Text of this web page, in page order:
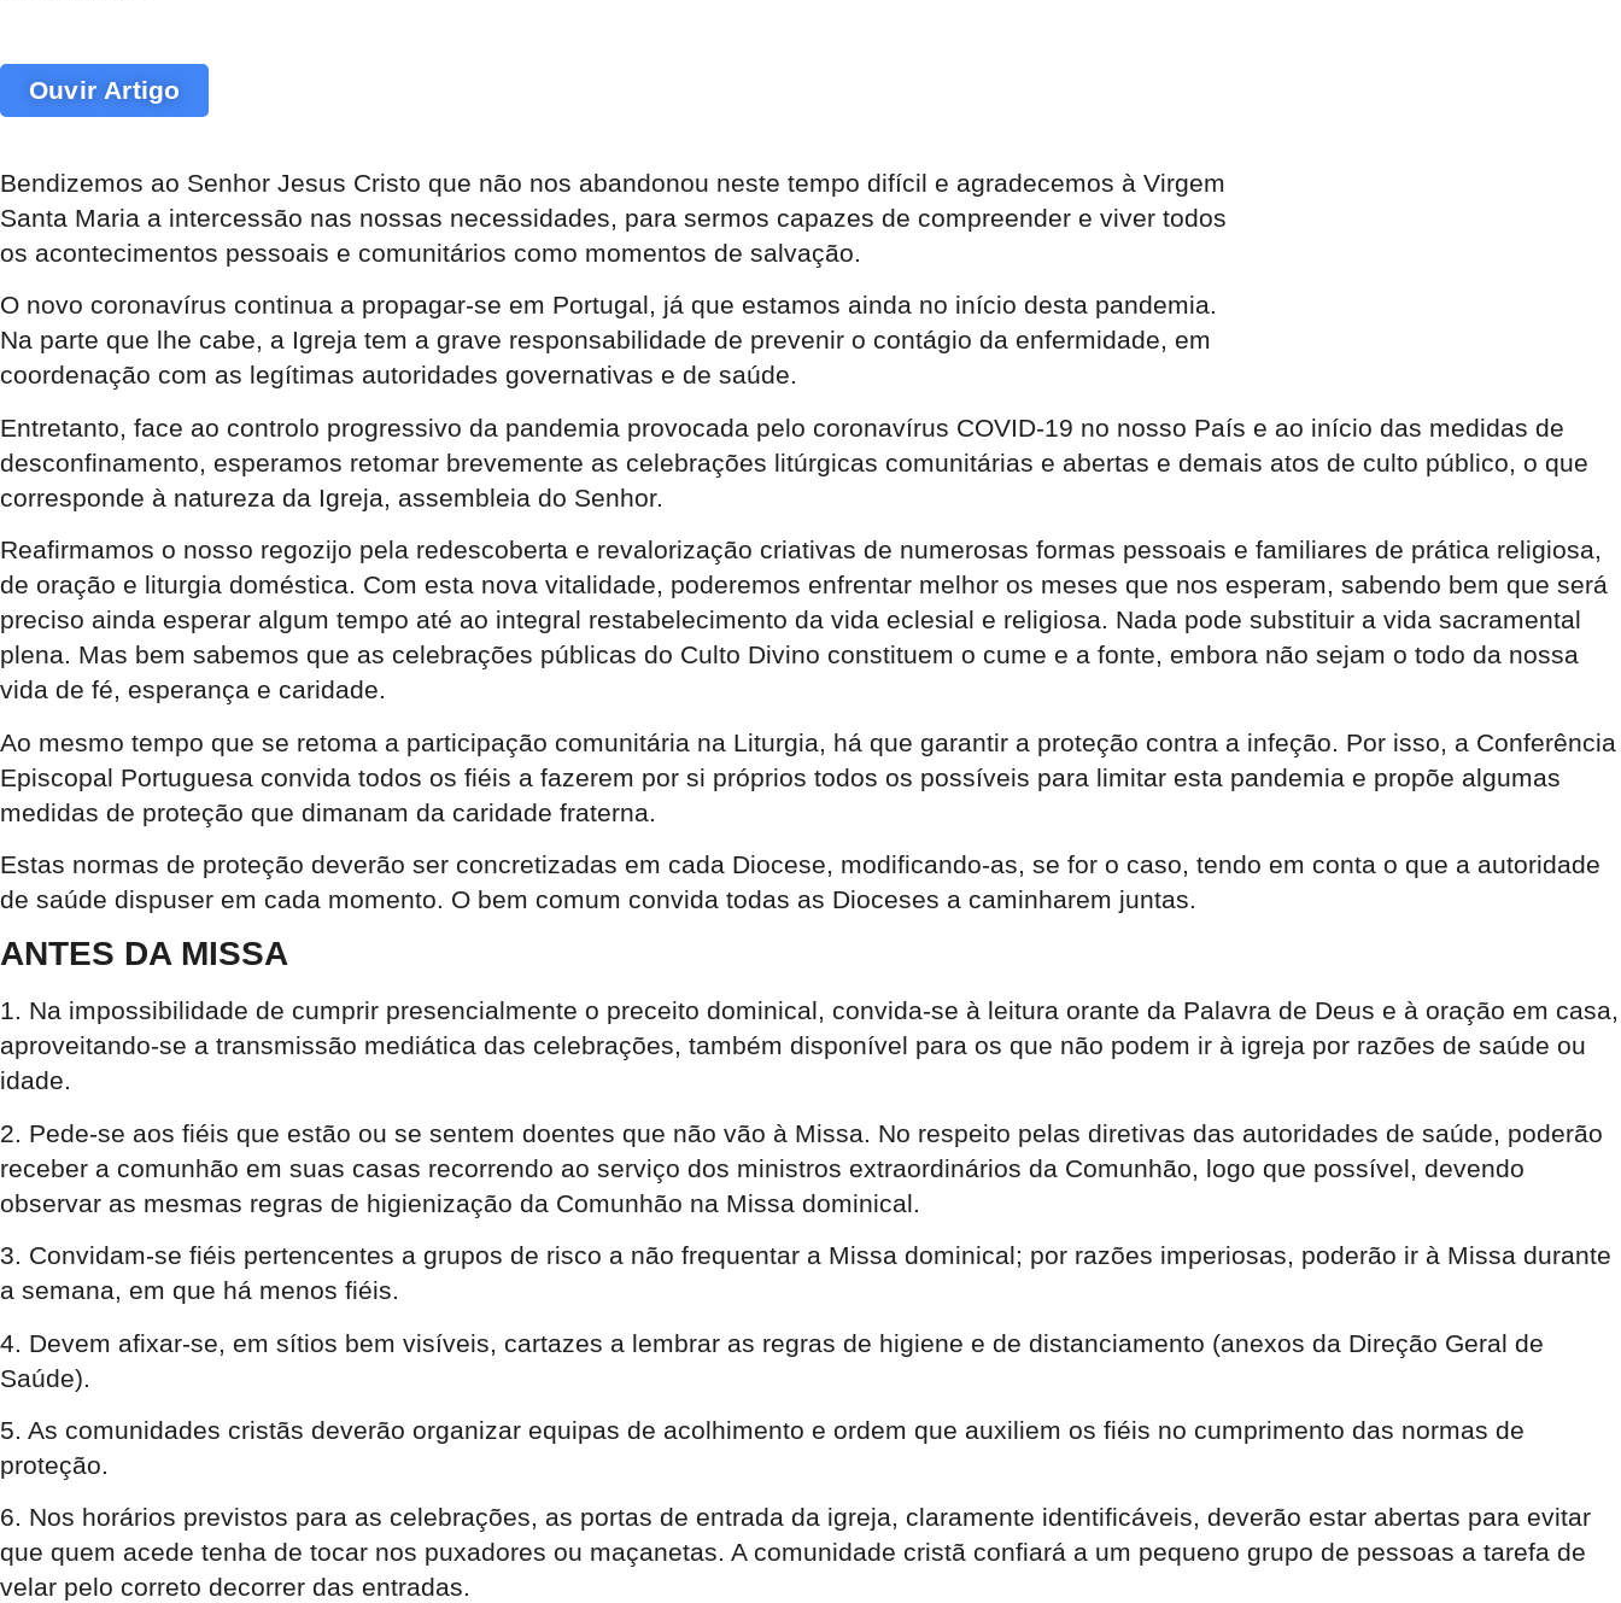
Ouvir Artigo
Bendizemos ao Senhor Jesus Cristo que não nos abandonou neste tempo difícil e agradecemos à Virgem
Santa Maria a intercessão nas nossas necessidades, para sermos capazes de compreender e viver todos
os acontecimentos pessoais e comunitários como momentos de salvação.
O novo coronavírus continua a propagar-se em Portugal, já que estamos ainda no início desta pandemia.
Na parte que lhe cabe, a Igreja tem a grave responsabilidade de prevenir o contágio da enfermidade, em
coordenação com as legítimas autoridades governativas e de saúde.
Entretanto, face ao controlo progressivo da pandemia provocada pelo coronavírus COVID-19 no nosso País e ao início das medidas de
desconfinamento, esperamos retomar brevemente as celebrações litúrgicas comunitárias e abertas e demais atos de culto público, o que
corresponde à natureza da Igreja, assembleia do Senhor.
Reafirmamos o nosso regozijo pela redescoberta e revalorização criativas de numerosas formas pessoais e familiares de prática religiosa,
de oração e liturgia doméstica. Com esta nova vitalidade, poderemos enfrentar melhor os meses que nos esperam, sabendo bem que será
preciso ainda esperar algum tempo até ao integral restabelecimento da vida eclesial e religiosa. Nada pode substituir a vida sacramental
plena. Mas bem sabemos que as celebrações públicas do Culto Divino constituem o cume e a fonte, embora não sejam o todo da nossa
vida de fé, esperança e caridade.
Ao mesmo tempo que se retoma a participação comunitária na Liturgia, há que garantir a proteção contra a infeção. Por isso, a Conferência
Episcopal Portuguesa convida todos os fiéis a fazerem por si próprios todos os possíveis para limitar esta pandemia e propõe algumas
medidas de proteção que dimanam da caridade fraterna.
Estas normas de proteção deverão ser concretizadas em cada Diocese, modificando-as, se for o caso, tendo em conta o que a autoridade
de saúde dispuser em cada momento. O bem comum convida todas as Dioceses a caminharem juntas.
ANTES DA MISSA
1. Na impossibilidade de cumprir presencialmente o preceito dominical, convida-se à leitura orante da Palavra de Deus e à oração em casa,
aproveitando-se a transmissão mediática das celebrações, também disponível para os que não podem ir à igreja por razões de saúde ou
idade.
2. Pede-se aos fiéis que estão ou se sentem doentes que não vão à Missa. No respeito pelas diretivas das autoridades de saúde, poderão
receber a comunhão em suas casas recorrendo ao serviço dos ministros extraordinários da Comunhão, logo que possível, devendo
observar as mesmas regras de higienização da Comunhão na Missa dominical.
3. Convidam-se fiéis pertencentes a grupos de risco a não frequentar a Missa dominical; por razões imperiosas, poderão ir à Missa durante
a semana, em que há menos fiéis.
4. Devem afixar-se, em sítios bem visíveis, cartazes a lembrar as regras de higiene e de distanciamento (anexos da Direção Geral de
Saúde).
5. As comunidades cristãs deverão organizar equipas de acolhimento e ordem que auxiliem os fiéis no cumprimento das normas de
proteção.
6. Nos horários previstos para as celebrações, as portas de entrada da igreja, claramente identificáveis, deverão estar abertas para evitar
que quem acede tenha de tocar nos puxadores ou maçanetas. A comunidade cristã confiará a um pequeno grupo de pessoas a tarefa de
velar pelo correto decorrer das entradas.